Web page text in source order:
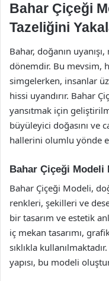
Bahar Çiçeği
Tazeliğini
Bahar, doğanın
dönemdir. Bu mevsim,
simgelerken, insanlar
hissi uyandırır. Bahar
yansıtmak için
büyüleyici doğasını ve
hallerini olumlu yönde
Bahar Çiçeği Modeli
Bahar Çiçeği Modeli,
renkleri, şekilleri ve
bir tasarım ve estetik
iç mekan tasarımı,
sıklıkla
yapısı, bu modeli